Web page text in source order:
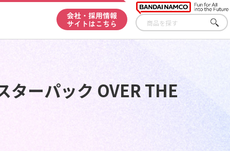
会社・採用情報
サイトはこちら
さが
す
ターパック OVER THE